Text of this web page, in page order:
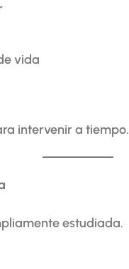
vida
intervenir a tiempo.
estudiada.